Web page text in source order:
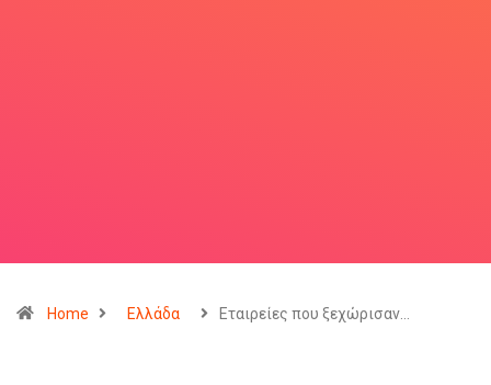
Home Ελλάδα Εταιρείες που ξεχώρισαν…